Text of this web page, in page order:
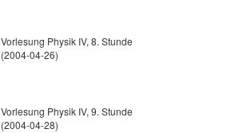
Vorlesung Physik IV, 8. Stunde
(2004-04-26)
Vorlesung Physik IV, 9. Stunde
(2004-04-28)